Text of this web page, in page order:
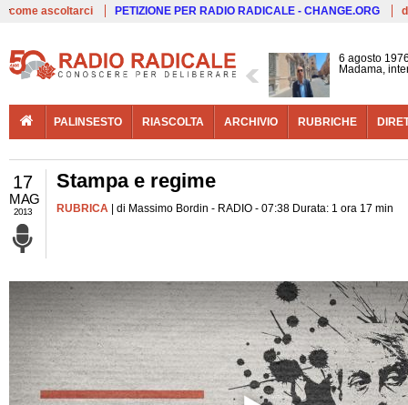
come ascoltarci PETIZIONE PER RADIO RADICALE - CHANGE.ORG
6 agosto
Madama,
PALINSESTO RIASCOLTA ARCHIVIO RUBRICHE
17
MAG
2013
Stampa e regime
RUBRICA | di Massimo Bordin - RADIO - 07:38 Durata: 1 ora 17 min